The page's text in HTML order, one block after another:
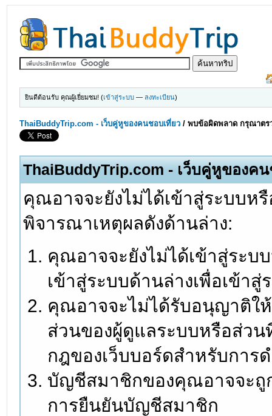
ยินดีต้อนรับ คุณผู้เยี่ยมชม! (เข้าสู่ระบบ — ลงทะเบียน)
ThaiBuddyTrip.com - เว็บคู่หูของคนชอบเที่ยว /พบข้อผิดพลาด กรุณาตร
ThaiBuddyTrip.com - เว็บคู่หูของค
คุณอาจจะยังไม่ได้เข้าสู่ระบบ
พิจารณาเหตุผลดังด้านล่าง:
คุณอาจจะยังไม่ได้เข้าสู่ระบ
เข้าสู่ระบบด้านล่างเพื่อเข้า
คุณอาจจะไม่ได้รับอนุญาติใ
ส่วนของผู้ดูแลระบบหรือส่ว
กฎของเว็บบอร์ดสำหรับการ
บัญชีสมาชิกของคุณอาจจะถู
การยืนยันบัญชีสมาชิก